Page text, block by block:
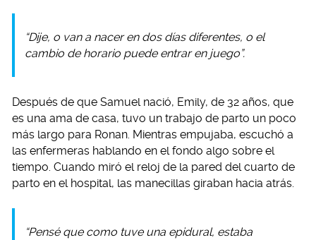
“Dije, o van a nacer en dos días diferentes, o el
cambio de horario puede entrar en juego”.
Después de que Samuel nació, Emily, de 32 años, que
es una ama de casa, tuvo un trabajo de parto un poco
más largo para Ronan. Mientras empujaba, escuchó a
las enfermeras hablando en el fondo algo sobre el
tiempo. Cuando miró el reloj de la pared del cuarto de
parto en el hospital, las manecillas giraban hacia atrás.
“Pensé que como tuve una epidural, estaba